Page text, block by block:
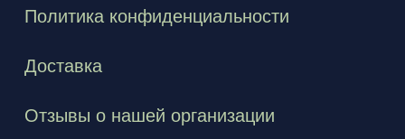
Политика конфиденциальности
Доставка
Отзывы о нашей организации